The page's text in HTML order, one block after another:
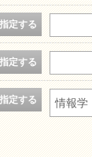
指定する
指定する
指定する 情報学